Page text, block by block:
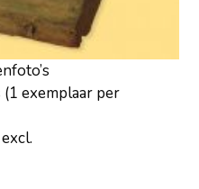
exemplaar per